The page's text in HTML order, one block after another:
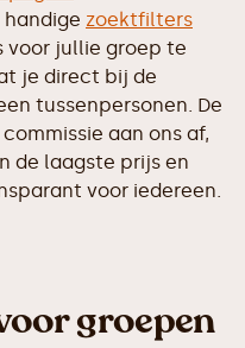
zoektfilters
voor jullie groep te
je direct bij de
tussenpersonen. De
aan ons af,
de laagste prijs en
voor iedereen.
groepen